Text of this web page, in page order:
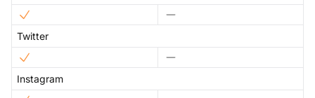
Twitter
Instagram